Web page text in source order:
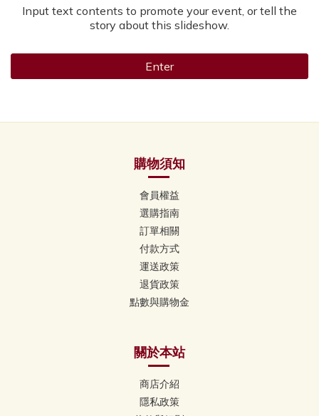
Input text contents to promote your event, or tell the
story about this slideshow.
Enter
購物須知
會員權益
選購指南
訂單相關
付款方式
運送政策
退貨政策
點數與購物金
關於本站
商店介紹
隱私政策